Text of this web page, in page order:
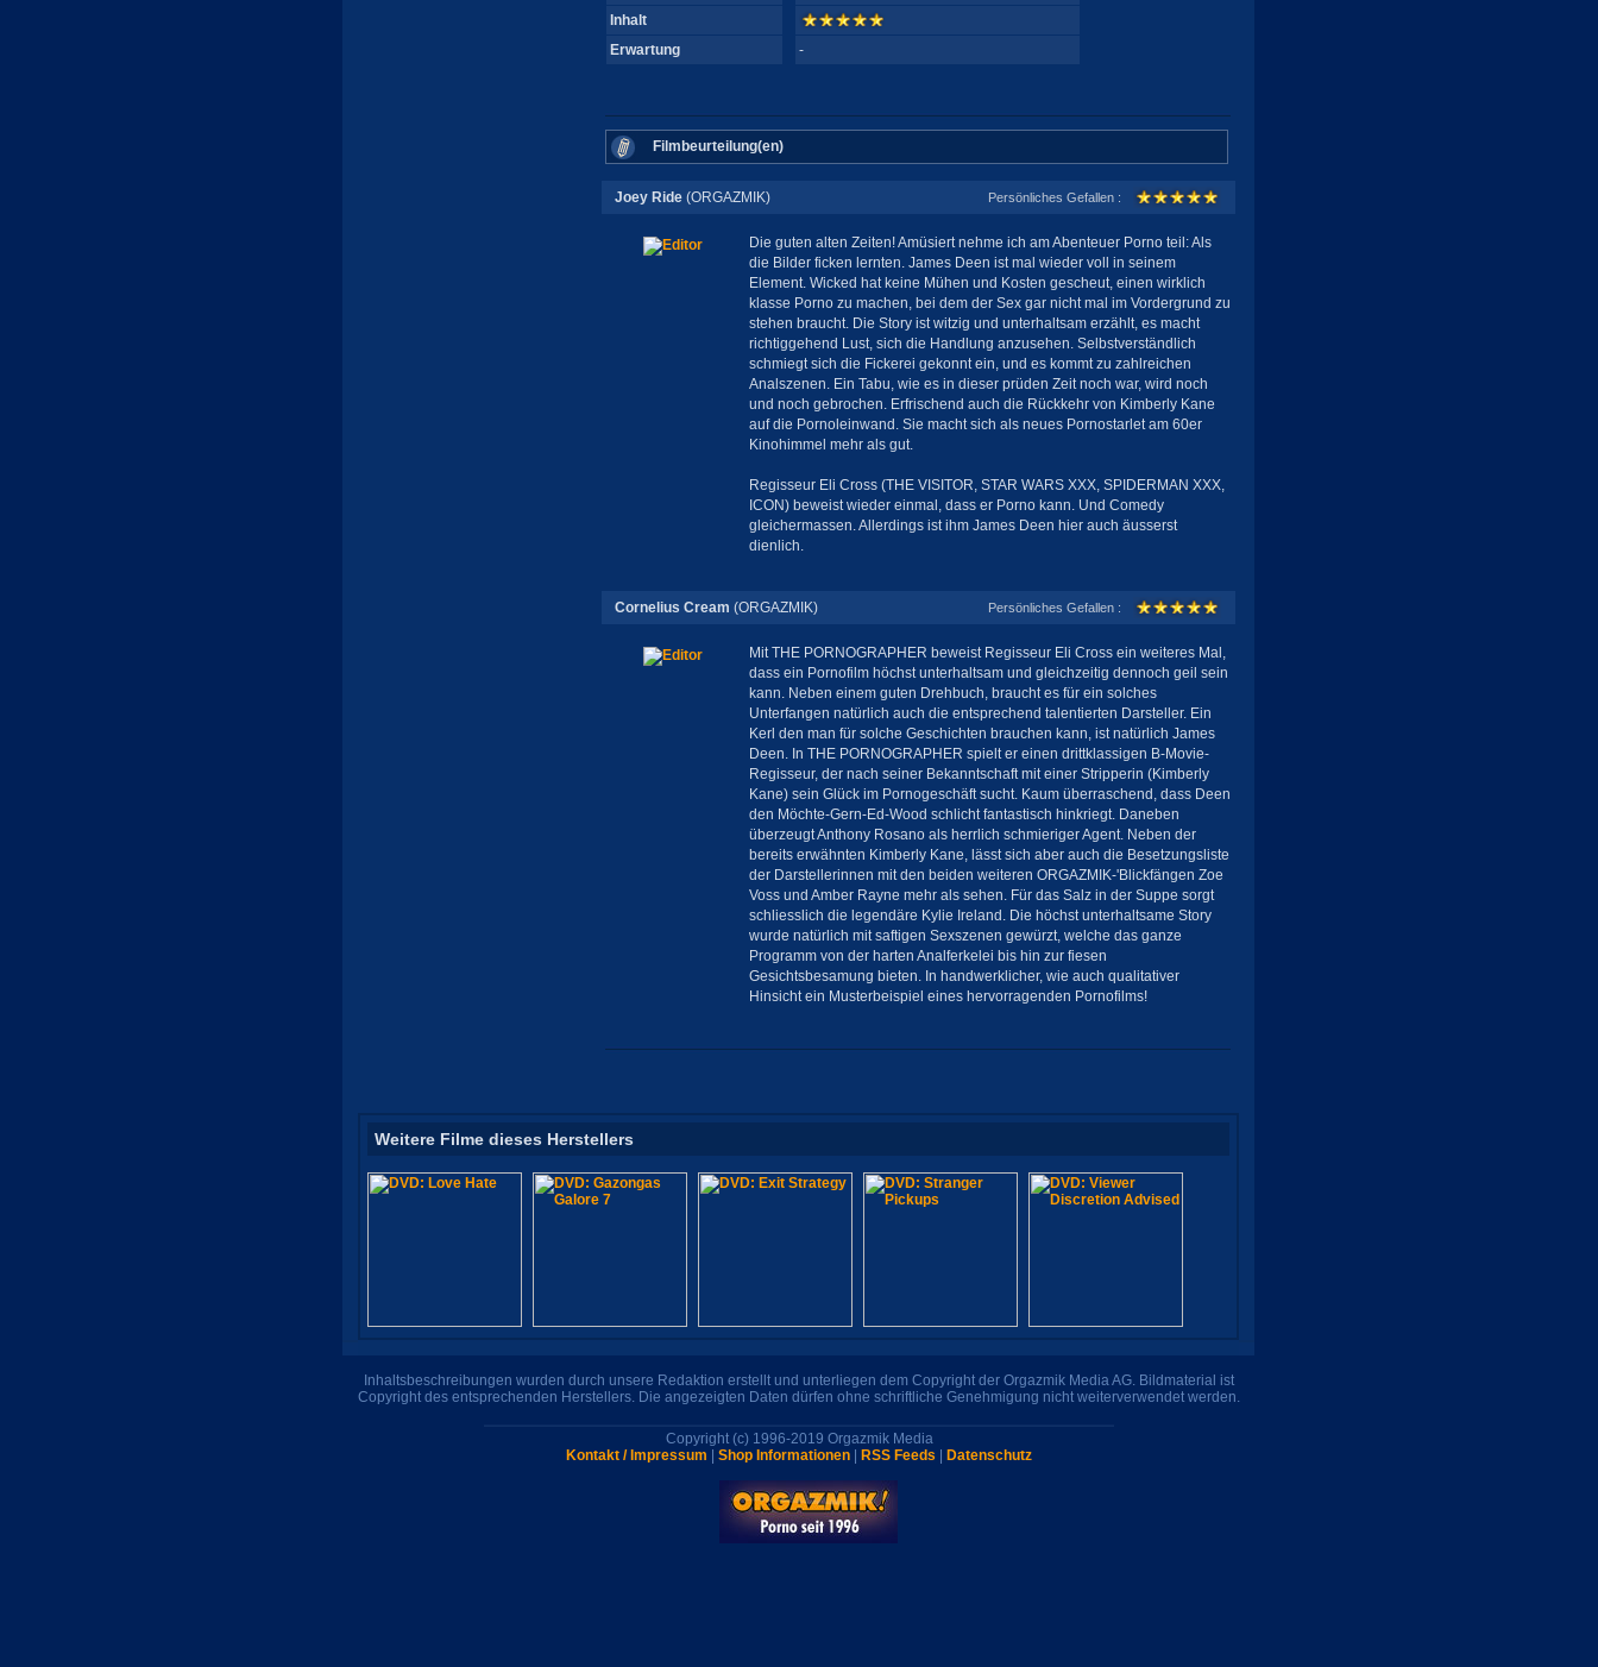
Inhalt
Erwartung
-
Filmbeurteilung(en)
Joey Ride (ORGAZMIK) Persönliches Gefallen :
Die guten alten Zeiten! Amüsiert nehme ich am Abenteuer Porno teil: Als
die Bilder ficken lernten. James Deen ist mal wieder voll in seinem
Element. Wicked hat keine Mühen und Kosten gescheut, einen wirklich
klasse Porno zu machen, bei dem der Sex gar nicht mal im Vordergrund zu
stehen braucht. Die Story ist witzig und unterhaltsam erzählt, es macht
richtiggehend Lust, sich die Handlung anzusehen. Selbstverständlich
schmiegt sich die Fickerei gekonnt ein, und es kommt zu zahlreichen
Analszenen. Ein Tabu, wie es in dieser prüden Zeit noch war, wird noch
und noch gebrochen. Erfrischend auch die Rückkehr von Kimberly Kane
auf die Pornoleinwand. Sie macht sich als neues Pornostarlet am 60er
Kinohimmel mehr als gut.
Regisseur Eli Cross (THE VISITOR, STAR WARS XXX, SPIDERMAN XXX,
ICON) beweist wieder einmal, dass er Porno kann. Und Comedy
gleichermassen. Allerdings ist ihm James Deen hier auch äusserst
dienlich.
Cornelius Cream (ORGAZMIK) Persönliches Gefallen :
Mit THE PORNOGRAPHER beweist Regisseur Eli Cross ein weiteres Mal,
dass ein Pornofilm höchst unterhaltsam und gleichzeitig dennoch geil sein
kann. Neben einem guten Drehbuch, braucht es für ein solches
Unterfangen natürlich auch die entsprechend talentierten Darsteller. Ein
Kerl den man für solche Geschichten brauchen kann, ist natürlich James
Deen. In THE PORNOGRAPHER spielt er einen drittklassigen B-Movie-
Regisseur, der nach seiner Bekanntschaft mit einer Stripperin (Kimberly
Kane) sein Glück im Pornogeschäft sucht. Kaum überraschend, dass Deen
den Möchte-Gern-Ed-Wood schlicht fantastisch hinkriegt. Daneben
überzeugt Anthony Rosano als herrlich schmieriger Agent. Neben der
bereits erwähnten Kimberly Kane, lässt sich aber auch die Besetzungsliste
der Darstellerinnen mit den beiden weiteren ORGAZMIK-'Blickfängen Zoe
Voss und Amber Rayne mehr als sehen. Für das Salz in der Suppe sorgt
schliesslich die legendäre Kylie Ireland. Die höchst unterhaltsame Story
wurde natürlich mit saftigen Sexszenen gewürzt, welche das ganze
Programm von der harten Analferkelei bis hin zur fiesen
Gesichtsbesamung bieten. In handwerklicher, wie auch qualitativer
Hinsicht ein Musterbeispiel eines hervorragenden Pornofilms!
Weitere Filme dieses Herstellers
Inhaltsbeschreibungen wurden durch unsere Redaktion erstellt und unterliegen dem Copyright der Orgazmik Media AG. Bildmaterial ist
Copyright des entsprechenden Herstellers. Die angezeigten Daten dürfen ohne schriftliche Genehmigung nicht weiterverwendet werden.
Copyright (c) 1996-2019 Orgazmik Media
Kontakt / Impressum
Shop Informationen RSS Feeds Datenschutz